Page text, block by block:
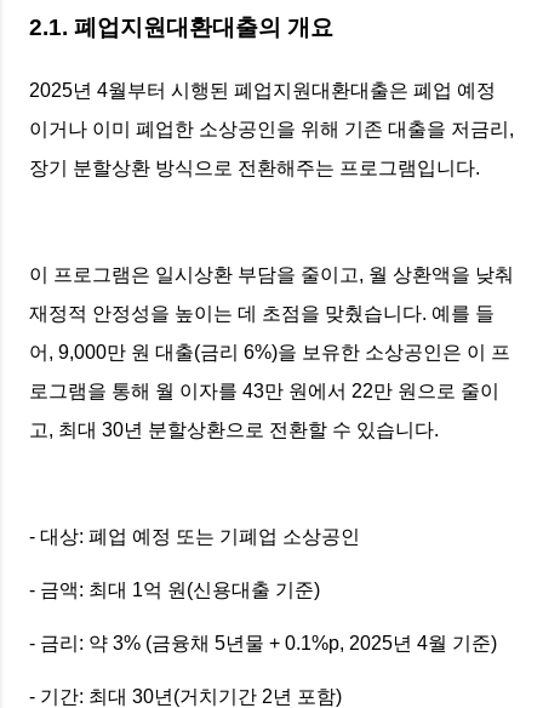
2.1. 폐업지원대환대출의 개요
2025년 4월부터 시행된 폐업지원대환대출은 폐업 예정
이거나 이미 폐업한 소상공인을 위해 기존 대출을 저금리,
장기 분할상환 방식으로 전환해주는 프로그램입니다.
이 프로그램은 일시상환 부담을 줄이고, 월 상환액을 낮춰
재정적 안정성을 높이는 데 초점을 맞췄습니다. 예를 들
어, 9,000만 원 대출(금리 6%)을 보유한 소상공인은 이 프
로그램을 통해 월 이자를 43만 원에서 22만 원으로 줄이
고, 최대 30년 분할상환으로 전환할 수 있습니다.
- 대상: 폐업 예정 또는 기폐업 소상공인
- 금액: 최대 1억 원(신용대출 기준)
- 금리: 약 3% (금융채 5년물 + 0.1%p, 2025년 4월 기준)
- 기간: 최대 30년(거치기간 2년 포함)